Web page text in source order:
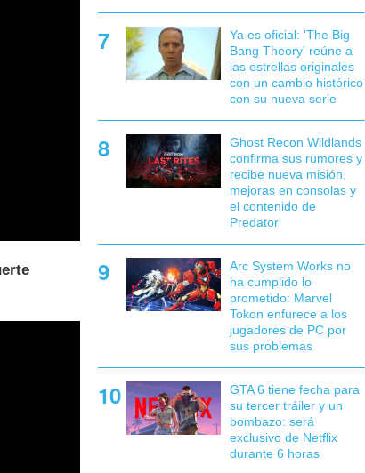
Ya es oficial: 'The Big
Bang Theory' reúne a
las estrellas originales
con un cambio histórico
con su nueva serie
Ghost Recon Wildlands
confirma sus rumores y
recibe nueva misión,
mejoras en consolas y
el contenido de
Predator
Arc System Works no
ha cumplido lo
prometido: Marvel
Tokon enfurece a los
jugadores de PC por
sus problemas
GTA 6 tiene fecha para
su tercer tráiler y un
bombazo: será
exclusivo de Netflix
durante 6 horas